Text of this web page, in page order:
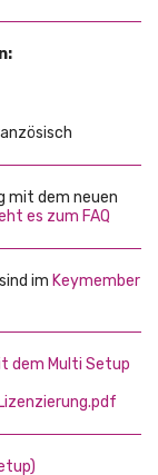
mit dem neuen
es zum FAQ
im Keymember
dem Multi Setup